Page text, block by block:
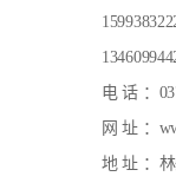
电 话 ：
网 址 ：
地 址 ：